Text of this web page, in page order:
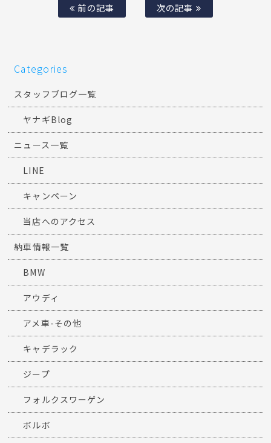
前の記事 次の記事
Categories
スタッフブログ一覧
ヤナギBlog
ニュース一覧
LINE
キャンペーン
当店へのアクセス
納車情報一覧
BMW
アウディ
アメ車-その他
キャデラック
ジープ
フォルクスワーゲン
ボルボ